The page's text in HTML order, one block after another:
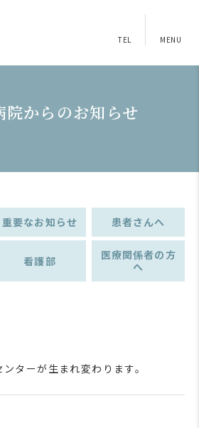
TEL MENU
院からのお知らせ
重要なお知らせ 患者さんへ
看護部
医療関係者の方
へ
ターが生まれ変わります。